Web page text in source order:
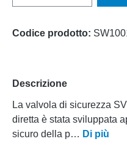
Codice prodotto:
Descrizione
La valvola di sicurezza
diretta è stata sviluppata
sicuro della p… Di più